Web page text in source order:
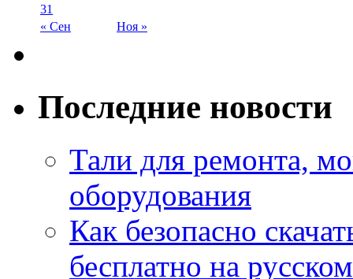
« Сен Ноя »
31
Последние новости
Тали для ремонта,
оборудования
Как безопасно
бесплатно на